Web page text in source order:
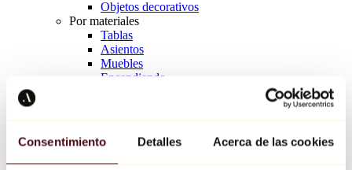
Consentimiento Detalles Acerca de las cookies
Objetos decorativos
Por materiales
Tablas
Asientos
Muebles
Encendiendo
Richard Orlinski
Keith Haring
Jeff Koons